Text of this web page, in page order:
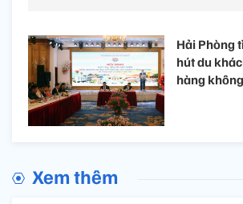
Hải Phòng
hút du
hàng không
Xem thêm